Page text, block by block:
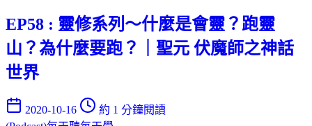
EP58 : 靈修系列～什麼是會靈？跑靈
山？為什麼要跑？｜聖元 伏魔師之神話
世界
2020-10-16
約 1 分鐘閱讀